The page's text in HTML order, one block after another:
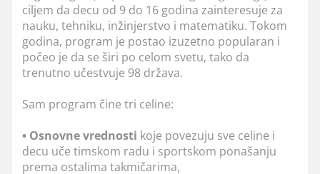
ciljem da decu od 9 do 16 godina zainteresuje za
nauku, tehniku, inžinjerstvo i matematiku. Tokom
godina, program je postao izuzetno popularan i
počeo je da se širi po celom svetu, tako da
trenutno učestvuje 98 država.
Sam program čine tri celine:
• Osnovne vrednosti koje povezuju sve celine i
decu uče timskom radu i sportskom ponašanju
prema ostalima takmičarima,